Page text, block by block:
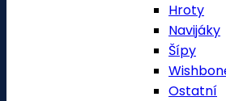
Hroty
Navijáky
Šípy
Ostatní